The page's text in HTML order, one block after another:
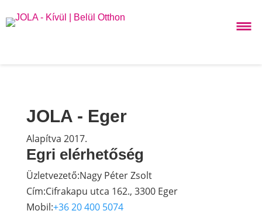
JOLA - Eger
Alapítva 2017.
Egri elérhetőség
Üzletvezető:Nagy Péter Zsolt
Cím:Cifrakapu utca 162., 3300 Eger
Mobil:+36 20 400 5074